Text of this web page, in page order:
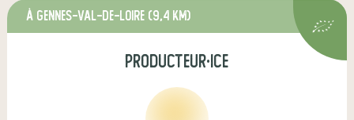
à Gennes-Val-de-Loire (9,4 km)
producteur·ice